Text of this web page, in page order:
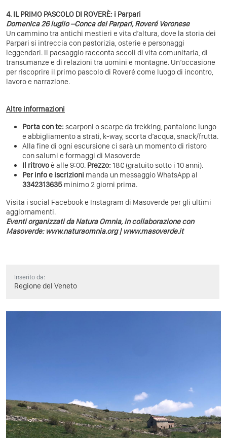
4. IL PRIMO PASCOLO DI ROVERÈ: i Parpari
Domenica 26 luglio –Conca dei Parpari, Roveré Veronese
Un cammino tra antichi mestieri e vita d’altura, dove la storia dei
Parpari si intreccia con pastorizia, osterie e personaggi
leggendari. Il paesaggio racconta secoli di vita comunitaria, di
transumanze e di relazioni tra uomini e montagne. Un’occasione
per riscoprire il primo pascolo di Roveré come luogo di incontro,
lavoro e narrazione.
Altre informazioni
Porta con te: scarponi o scarpe da trekking, pantalone lungo
e abbigliamento a strati, k-way, scorta d’acqua, snack/frutta.
Alla fine di ogni escursione ci sarà un momento di ristoro
con salumi e formaggi di Masoverde
Il ritrovoè alle 9:00. Prezzo: 18€ (gratuito sotto i 10 anni).
Per info e iscrizioni manda un messaggio WhatsApp al
3342313635 minimo 2 giorni prima.
Visita i social Facebook e Instagram di Masoverde per gli ultimi
aggiornamenti.
Eventi organizzati da Natura Omnia, in collaborazione con
Masoverde: www.naturaomnia.org | www.masoverde.it
Inserito da:
Regione del Veneto